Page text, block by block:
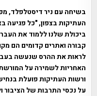
בשיחה עם ניר דיסטלפלד,
העתיקות בצפון, "כל פגיעה
ביכולת שלנו ללמוד את
קבורה ואתרים קדומים הם
לראות את ההרס שנעשה
האחריות לשמירה על המורשת
ורשות העתיקות פועלת
על נכסי התרבות של הציבור